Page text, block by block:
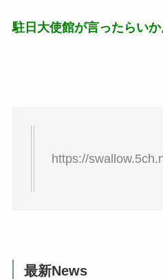
駐日大使館が言ったらいか
https://
最新News